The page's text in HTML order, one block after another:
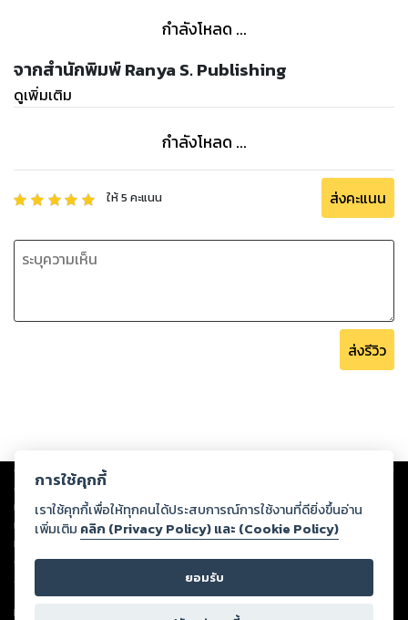
“นี่ท่าน! ของแทนใจอะไรเล่า ข้าแค่อยากให้เขาเป็นของขวัญเท่านั้น
เอง” เด็กสาวโกรธจัดจนลมออกหู ไม่รู้ว่าเป็นเพราะสิ่งที่เขาพูด
ออกมาแทงใจดำหรืออย่างไร นางจึงโกรธเขานัก
“จุ๊ๆเด็กน้อยเอ๋ย ข้าขอเตือนเจ้าอย่างหนึ่งนะ เจ้านั่นน่ะมีคู่หมั้นแล้ว
เจ้าน่ะ...ตัดใจเสียเถอะ เจ้าเองก็เห็นมากับตาแล้วไม่ใช่รึ หรือถ้าเจ้า
ชอบเขามากจนยอมเป็นอนุ เรื่องนี้...ข้าเองก็ไม่อาจห้ามเจ้าได้” ชาย
หนุ่มยกยิ้มมุมปากแล้วเอ่ยอย่างหวังดี
“ท่านมัน... ฮึ่ย ข้าไม่คุยกับท่านแล้ว” เด็กสาวโมโหเขาเกินกว่าจะหา
คำมาด่าได้จึงข่มอารมณ์ไว้แล้วเดินกลับกระโจมไป
นิยายเรื่องนี้เป็นแนวย้อนยุคตายแล้วเกิดใหม่แฝงกลิ่นอายแฟนตา
ซีนิดๆ นิยายเบาๆดราม่าไม่หนักมากแต่ก็ต้องลุ้นเอาใจช่วยกัน
กำลังโหลด ...
จากสำนักพิมพ์ Ranya S. Publishing
ดูเพิ่มเติม
กำลังโหลด ...
ให้5 คะแนน ส่งคะแนน
ส่งรีวิว
Copyright © 2026
ต่อผลงานหรือเนื้อหาใดที่อัปโหลดผ่านเว็บไซต์และปรากฏว่าละเมิดสิทธิใน
ทรัพย์สินทางปัญญาของบุคคลอื่นหรือขัดต่อกฎหมายและศีลธรรม ดังนั้น ผู้อ่าน
ทุกท่านโปรดใช้วิจารณญาณในการกลั่นกรองด้วยตนเอง และหากท่านพบว่าส่วน
หนึ่งส่วนใดขัดต่อกฎหมายและศีลธรรม กรุณาแจ้งมายังบริษัท เพื่อทีมงานจะได้
ดำเนินการในทันที ทั้งนี้ ทางสตอรี่ล็อกขอสงวนลิขสิทธิ์ตามพระราชบัญญัติ
ลิขสิทธิ์ พ.ศ. 2537 (ฉบับล่าสุด)
For support: member@ookbee.com
การใช้คุกกี้
เราใช้คุกกี้เพื่อให้ทุกคนได้ประสบการณ์การใช้งานที่ดียิ่งขึ้นอ่าน
เพิ่มเติม คลิก (Privacy Policy) และ (Cookie Policy)
ยอมรับ